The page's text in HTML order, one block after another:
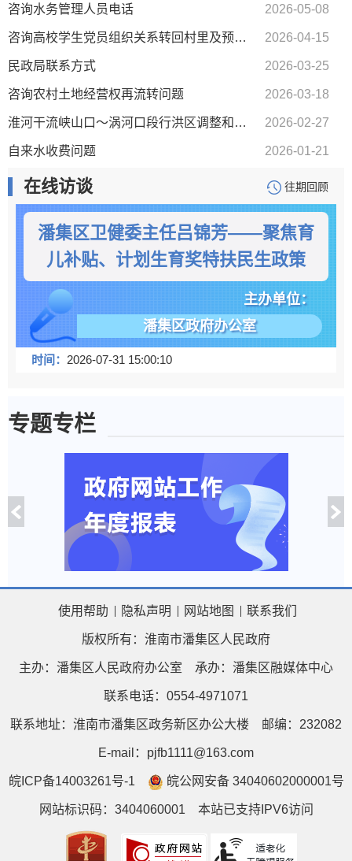
咨询水务管理人员电话 2026-05-08
咨询高校学生党员组织关系转回村里及预备党员转正相关流程 2026-04-15
民政局联系方式 2026-03-25
咨询农村土地经营权再流转问题 2026-03-18
淮河干流峡山口～涡河口段行洪区调整和建设工程沿淮各村拆迁事宜 2026-02-27
自来水收费问题 2026-01-21
在线访谈 往期回顾
潘集区卫健委主任吕锦芳——聚焦育
儿补贴、计划生育奖特扶民生政策
主办单位：
潘集区政府办公室
时间： 2026-07-31 15:00:10
专题专栏
使用帮助 隐私声明 网站地图 联系我们
版权所有：淮南市潘集区人民政府
主办：潘集区人民政府办公室 承办：潘集区融媒体中心
联系电话：0554-4971071
联系地址：淮南市潘集区政务新区办公大楼 邮编：232082
E-mail：pjfb1111@163.com
皖ICP备14003261号-1 皖公网安备 34040602000001号
网站标识码：3404060001 本站已支持IPV6访问